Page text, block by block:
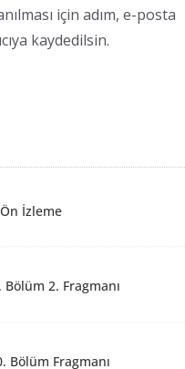
için adım, e-posta
kaydedilsin.
İzleme
2. Fragmanı
Bölüm Fragmanı